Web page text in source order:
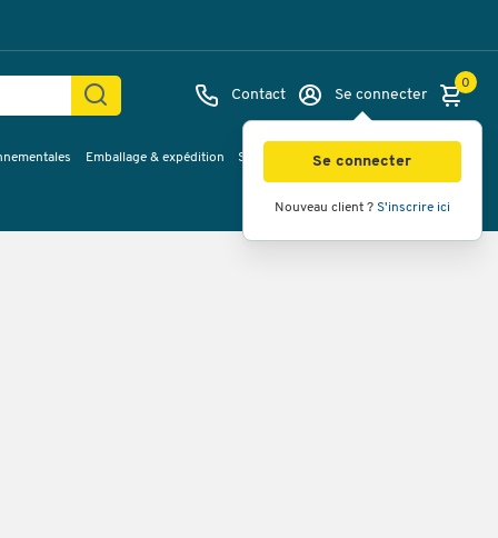
Contact Se connecter
Se connecter
Nouveau client ? S'inscrire ici
0
Emballage & expédition Service & Planification Inspirations